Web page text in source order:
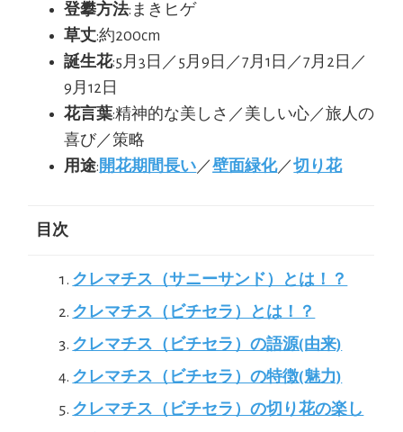
登攀方法:まきヒゲ
草丈:約200cm
誕生花:5月3日／5月9日／7月1日／7月2日／
9月12日
花言葉:精神的な美しさ／美しい心／旅人の
喜び／策略
用途: 開花期間長い ／壁面緑化／切り花
目次
クレマチス（サニーサンド）とは！？
クレマチス（ビチセラ）とは！？
クレマチス（ビチセラ）の語源(由来)
クレマチス（ビチセラ）の特徴(魅力)
クレマチス（ビチセラ）の切り花の楽し